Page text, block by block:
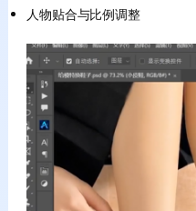
人物贴合与比例调整